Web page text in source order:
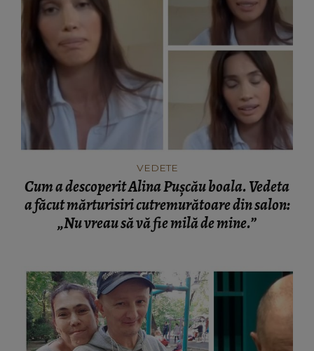
VEDETE
Cum a descoperit Alina Pușcău boala. Vedeta
a făcut mărturisiri cutremurătoare din salon:
„Nu vreau să vă fie milă de mine.”